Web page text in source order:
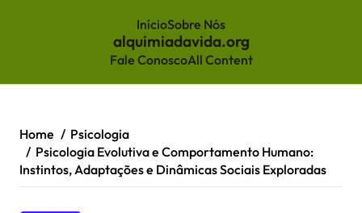
InícioSobre Nós
alquimiadavida.org
Fale ConoscoAll Content
content
Home
Psicologia
Psicologia Evolutiva e Comportamento Humano:
Instintos, Adaptações e Dinâmicas Sociais Exploradas